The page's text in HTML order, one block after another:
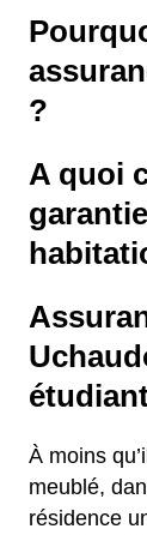
?
A quoi
À moins
meublé,
résidence